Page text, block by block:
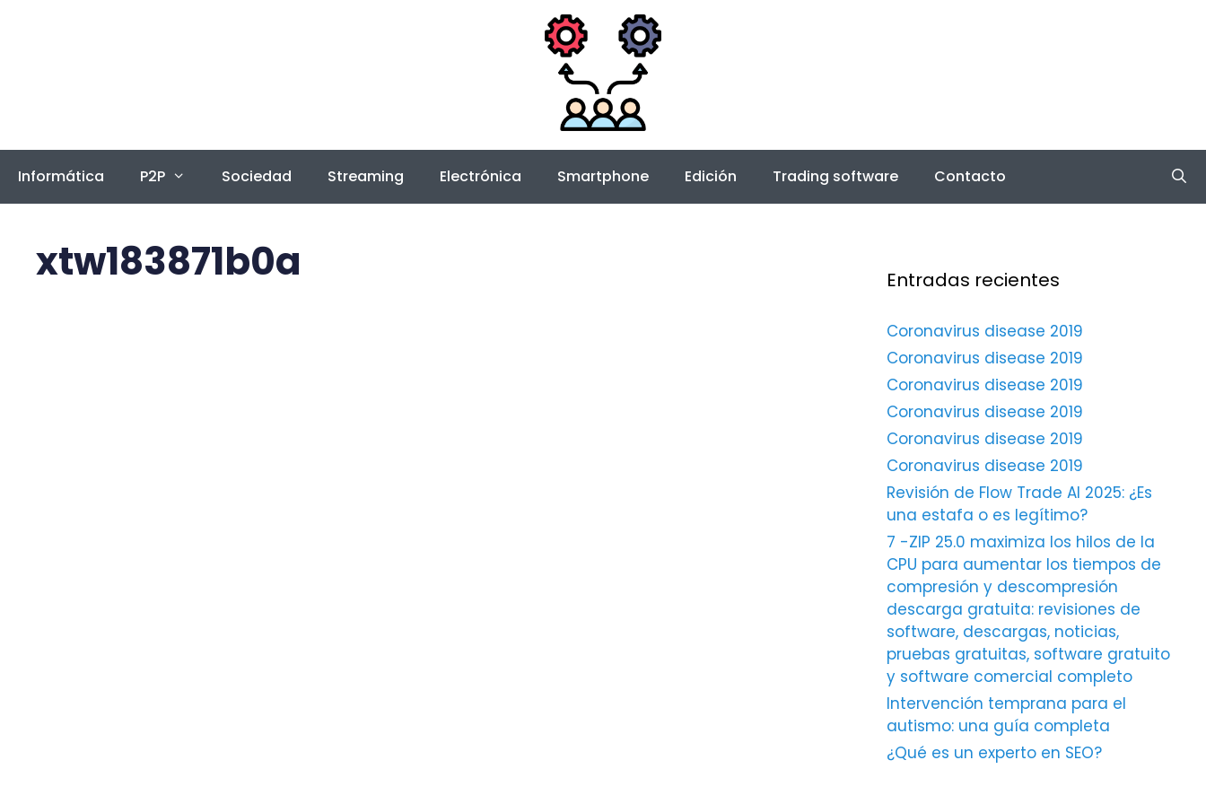
Informática P2P Sociedad Streaming Electrónica Smartphone Edición Trading software Contacto
xtw183871b0a Entradas recientes
Coronavirus disease 2019
Coronavirus disease 2019
Coronavirus disease 2019
Coronavirus disease 2019
Coronavirus disease 2019
Coronavirus disease 2019
Revisión de Flow Trade AI 2025: ¿Es
una estafa o es legítimo?
7 -ZIP 25.0 maximiza los hilos de la
CPU para aumentar los tiempos de
compresión y descompresión
descarga gratuita: revisiones de
software, descargas, noticias,
pruebas gratuitas, software gratuito
y software comercial completo
Intervención temprana para el
autismo: una guía completa
¿Qué es un experto en SEO?